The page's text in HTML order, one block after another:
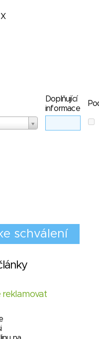
X
Doplňující
informace
reklamovat